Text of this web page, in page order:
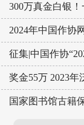
300万真金白银
2024年中国作协
征集|中国作协
奖金55万 2023年
国家图书馆古籍